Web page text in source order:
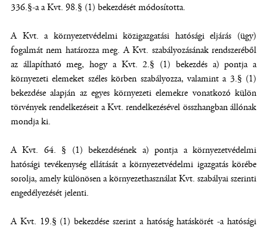
336.§-a a Kvt. 98.§ (1) bekezdését módosította.
A Kvt. a környezetvédelmi közigazgatási hatósági eljárás (ügy)
fogalmát nem határozza meg. A Kvt. szabályozásának rendszeréből
az állapítható meg, hogy a Kvt. 2.§ (1) bekezdés a) pontja a
környezeti elemeket széles körben szabályozza, valamint a 3.§ (1)
bekezdése alapján az egyes környezeti elemekre vonatkozó külön
törvények rendelkezéseit a Kvt. rendelkezésével összhangban állónak
mondja ki.
A Kvt. 64. § (1) bekezdésének a) pontja a környezetvédelmi
hatósági tevékenység ellátását a környezetvédelmi igazgatás körébe
sorolja, amely különösen a környezethasználat Kvt. szabályai szerinti
engedélyezését jelenti.
A Kvt. 19.§ (1) bekezdése szerint a hatóság hatáskörét -a hatósági